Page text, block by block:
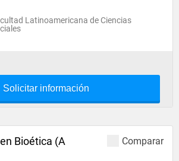
Latinoamericana de Ciencias
Solicitar información
Comparar
Bioética (A